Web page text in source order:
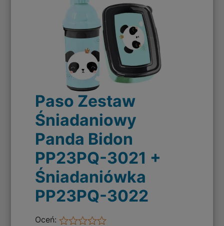
Paso Zestaw
Śniadaniowy
Panda Bidon
PP23PQ-3021 +
Śniadaniówka
PP23PQ-3022
Oceń: